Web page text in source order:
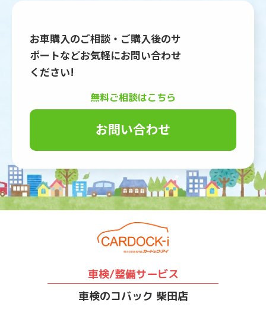
お車購入のご相談・ご購入後のサ
ポートなどお気軽にお問い合わせ
ください!
無料ご相談はこちら
お問い合わせ
車検/整備サービス
車検のコバック 柴田店